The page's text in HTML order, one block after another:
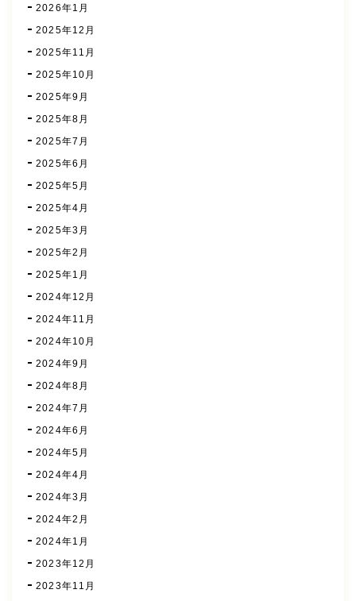
2026年1月
2025年12月
2025年11月
2025年10月
2025年9月
2025年8月
2025年7月
2025年6月
2025年5月
2025年4月
2025年3月
2025年2月
2025年1月
2024年12月
2024年11月
2024年10月
2024年9月
2024年8月
2024年7月
2024年6月
2024年5月
2024年4月
2024年3月
2024年2月
2024年1月
2023年12月
2023年11月